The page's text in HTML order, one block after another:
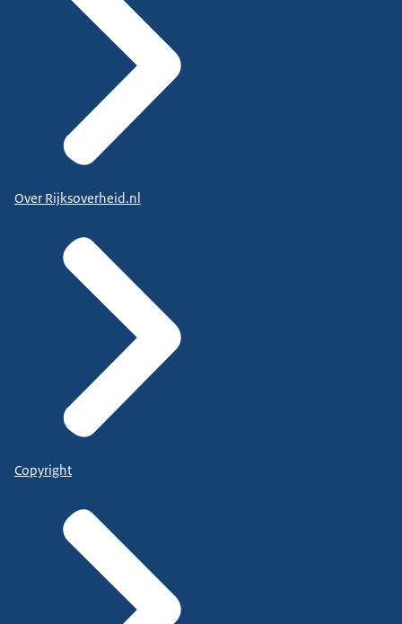
Over Rijksoverheid.nl
Copyright